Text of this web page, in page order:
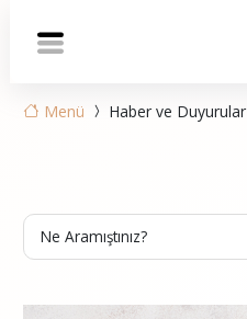
Menü Haber ve Duyurular
Ne Aramıştınız?